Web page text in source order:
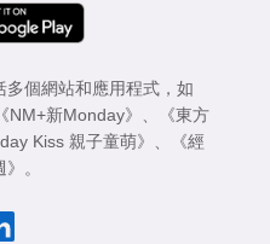
個網站和應用程式，如
《NM+新Monday》 、
《東方
Kiss 親子童萌》 、
《經
。